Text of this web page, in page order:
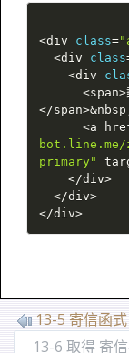
<div class=
<div class
<div
<span>
</span>&nbsp
<a
bot.line.me/
primary"
</div>
</div>
</div>
13-5 寄信函式